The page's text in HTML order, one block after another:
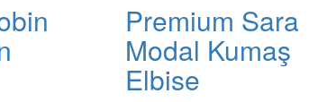
Premium Sara
Modal Kumaş
Elbise